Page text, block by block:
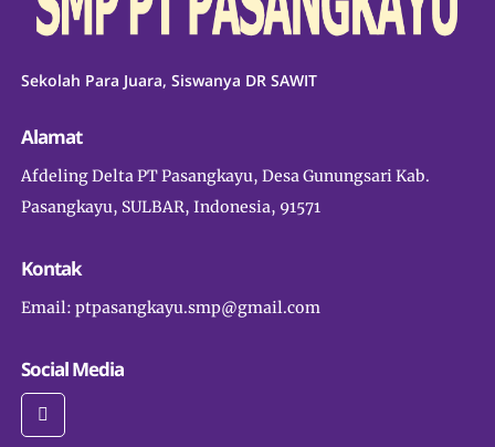
Sekolah Para Juara, Siswanya DR SAWIT
Alamat
Afdeling Delta PT Pasangkayu, Desa Gunungsari Kab.
Pasangkayu, SULBAR, Indonesia, 91571
Kontak
Email: ptpasangkayu.smp@gmail.com
Social Media